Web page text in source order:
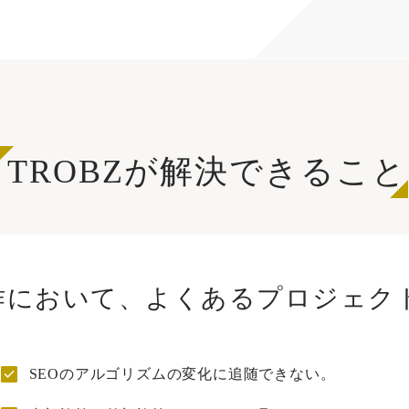
TROBZが解決できること
において、よくあるプロジェク
SEOのアルゴリズムの変化に追随できない。